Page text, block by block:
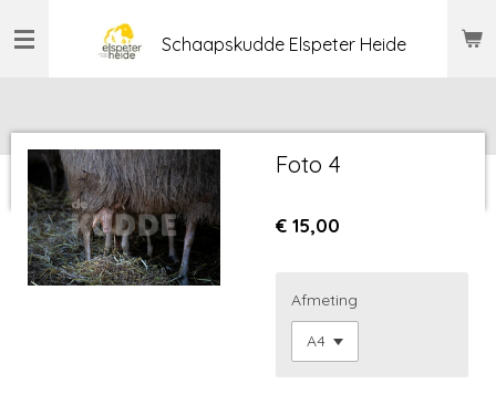
direct
Schaapskudde Elspeter Heide
Foto 4
€ 15,00
Afmeting